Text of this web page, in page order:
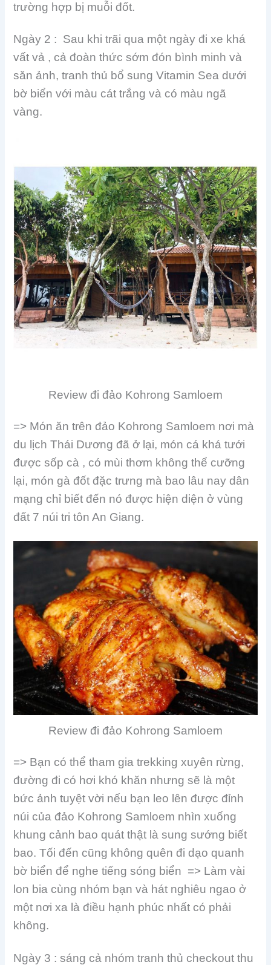
trường hợp bị muỗi đốt.
Ngày 2 : Sau khi trãi qua một ngày đi xe khá
vất vả , cả đoàn thức sớm đón bình minh và
săn ảnh, tranh thủ bổ sung Vitamin Sea dưới
bờ biển với màu cát trắng và có màu ngã
vàng.
Review đi đảo Kohrong Samloem
=> Món ăn trên đảo Kohrong Samloem nơi mà
du lịch Thái Dương đã ở lại, món cá khá tưới
được sốp cà , có mùi thơm không thể cưỡng
lại, món gà đốt đặc trưng mà bao lâu nay dân
mạng chỉ biết đến nó được hiện diện ở vùng
đất 7 núi tri tôn An Giang.
Review đi đảo Kohrong Samloem
=> Bạn có thể tham gia trekking xuyên rừng,
đường đi có hơi khó khăn nhưng sẽ là một
bức ảnh tuyệt vời nếu bạn leo lên được đỉnh
núi của đảo Kohrong Samloem nhìn xuống
khung cảnh bao quát thật là sung sướng biết
bao. Tối đến cũng không quên đi dạo quanh
bờ biển để nghe tiếng sóng biển => Làm vài
lon bia cùng nhóm bạn và hát nghiêu ngao ở
một nơi xa là điều hạnh phúc nhất có phải
không.
Ngày 3 : sáng cả nhóm tranh thủ checkout thu